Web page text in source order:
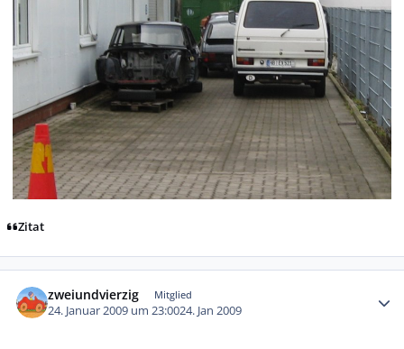
Zitat
zweiundvierzig Mitglied
24. Januar 2009 um 23:0024. Jan 2009